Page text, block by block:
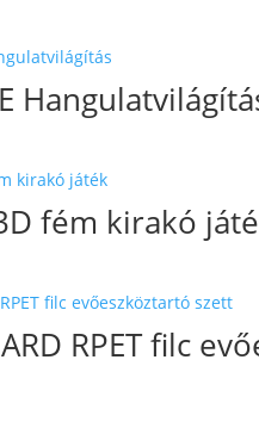
fém kirakó
RPET filc